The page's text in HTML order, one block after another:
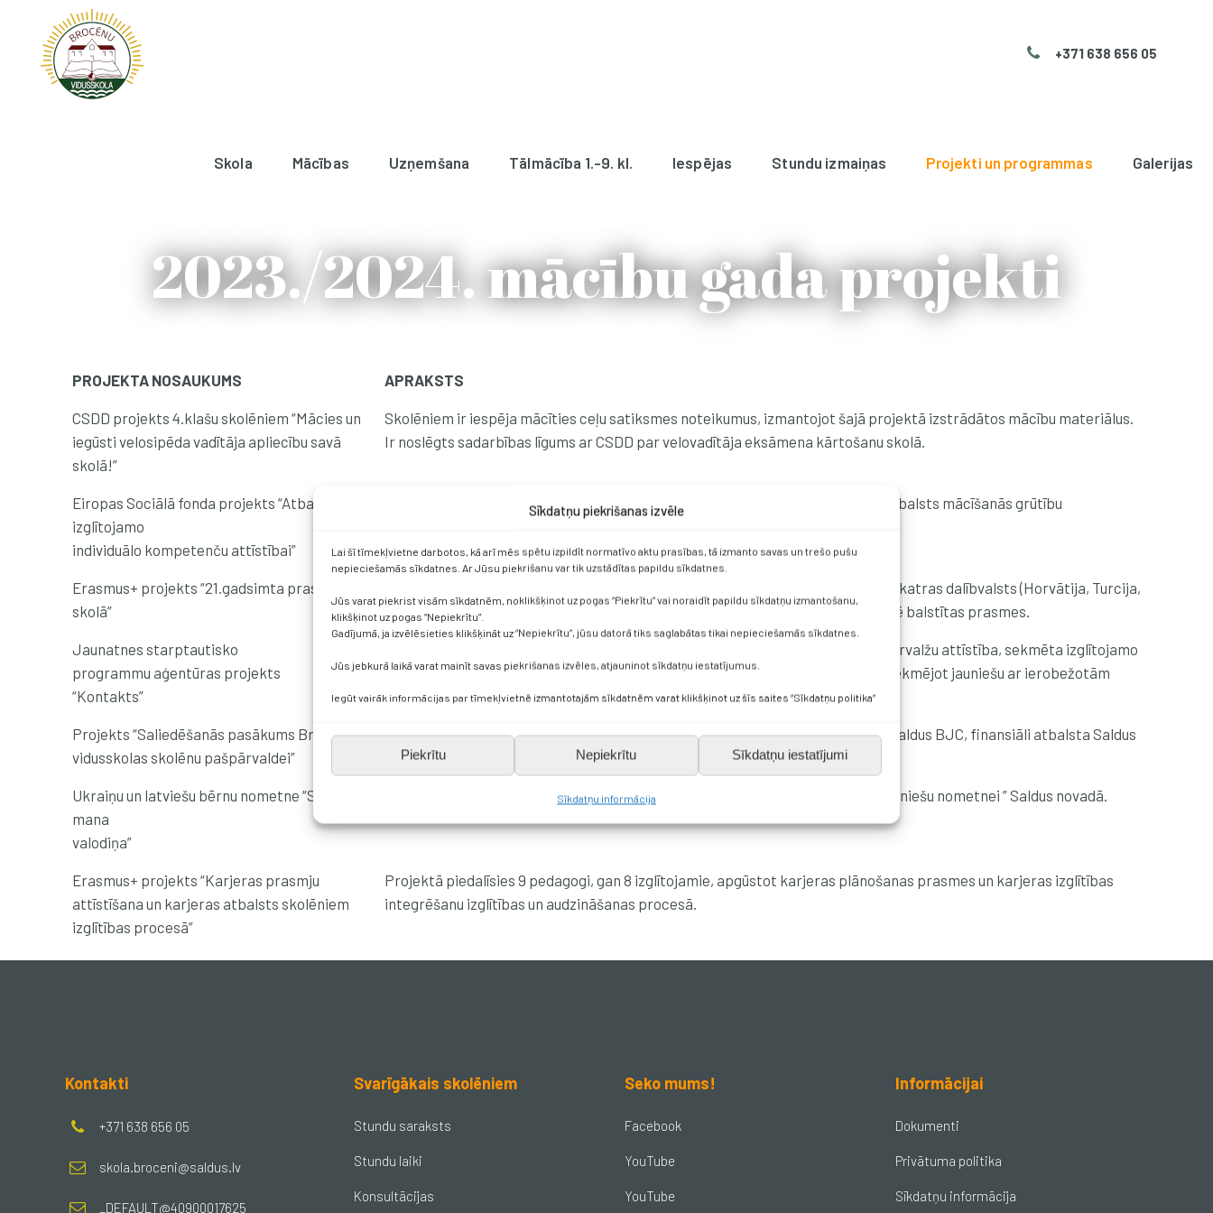
Sīkdatņu piekrišanas izvēle
Lai šī tīmekļvietne darbotos, kā arī mēs spētu izpildīt normatīvo aktu prasības, tā izmanto savas un trešo pušu
nepieciešamās sīkdatnes. Ar Jūsu piekrišanu var tik uzstādītas papildu sīkdatnes.
Jūs varat piekrist visām sīkdatnēm, noklikšķinot uz pogas “Piekrītu” vai noraidīt papildu sīkdatņu izmantošanu,
klikšķinot uz pogas “Nepiekrītu”.
Gadījumā, ja izvēlēsieties klikšķināt uz “Nepiekrītu”, jūsu datorā tiks saglabātas tikai nepieciešamās sīkdatnes.
Jūs jebkurā laikā varat mainīt savas piekrišanas izvēles, atjauninot sīkdatņu iestatījumus.
Iegūt vairāk informācijas par tīmekļvietnē izmantotajām sīkdatnēm varat klikšķinot uz šīs saites “Sīkdatņu politika”
Piekrītu Nepiekrītu Sīkdatņu iestatījumi
Sīkdatņu informācija
+371 638 656 05
Skola Mācības Uzņemšana Tālmācība 1.-9. kl. Iespējas Stundu izmaiņas Projekti un programmas Galerijas
2023./2024. mācību gada projekti
PROJEKTA NOSAUKUMS APRAKSTS
CSDD projekts 4.klašu skolēniem “Mācies un
iegūsti velosipēda vadītāja apliecību savā
skolā!”
Skolēniem ir iespēja mācīties ceļu satiksmes noteikumus, izmantojot šajā projektā izstrādātos mācību materiālus.
Ir noslēgts sadarbības līgums ar CSDD par velovadītāja eksāmena kārtošanu skolā.
Eiropas Sociālā fonda projekts “Atbalsts
izglītojamo
individuālo kompetenču attīstībai”
Projektā tiek attīstītas izglītojamo pētnieciskās prasmes, talanti un sniegts atbalsts mācīšanās grūtību
Erasmus+ projekts “21.gadsimta prasmes
skolā”
Tiek apgūtas 21. gadsimta prasmes mūsdienīgajā skolas vidē, padziļināti pētot katras dalībvalsts (Horvātija, Turcija,
Itālija, Bulgārija, Latvija) skolu vērtēšanas sistēmu un praktiskā dzīves pieredzē balstītas prasmes.
Jaunatnes starptautisko
programmu aģentūras projekts
“Kontakts”
Īstenojot izglītojamo iniciatīvu projektu, tiek stiprināta izglītības iestāžu pašpārvalžu attīstība, sekmēta izglītojamo
aktīva pilsoniskā līdzdalība un vairota visu izglītojamo labbūtība, atbalstot un sekmējot jauniešu ar ierobežotām
iespējām iekļaušanu.
Projekts “Saliedēšanās pasākums Brocēnu
vidusskolas skolēnu pašpārvaldei”
Projekts īstenots projektu konkursa „Jaunieši darbībā 2023” ietvaros, to rīko Saldus BJC, finansiāli atbalsta Saldus
novada pašvaldība.
Ukraiņu un latviešu bērnu nometne “Skaista
mana
valodiņa”
Saldus novada pašvaldības projekts “Atbalsts Ukrainas un Latvijas bērnu un jauniešu nometnei ” Saldus novadā.
Erasmus+ projekts “Karjeras prasmju
attīstīšana un karjeras atbalsts skolēniem
izglītības procesā”
Projektā piedalīsies 9 pedagogi, gan 8 izglītojamie, apgūstot karjeras plānošanas prasmes un karjeras izglītības
integrēšanu izglītības un audzināšanas procesā.
Kontakti
+371 638 656 05
skola.broceni@saldus.lv
_DEFAULT@40900017625
Svarīgākais skolēniem
Stundu saraksts
Stundu laiki
Konsultācijas
Seko mums!
Facebook
YouTube
YouTube
Informācijai
Dokumenti
Privātuma politika
Sīkdatņu informācija